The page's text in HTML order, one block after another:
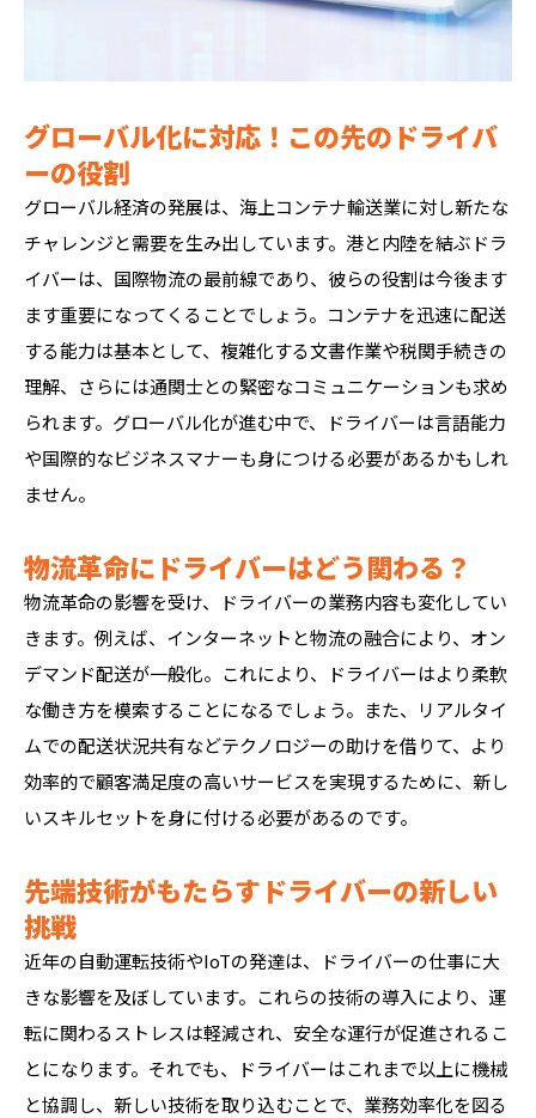
グローバル化に対応！この先のドライバ
ーの役割
グローバル経済の発展は、海上コンテナ輸送業に対し新たな
チャレンジと需要を生み出しています。港と内陸を結ぶドラ
イバーは、国際物流の最前線であり、彼らの役割は今後ます
ます重要になってくることでしょう。コンテナを迅速に配送
する能力は基本として、複雑化する文書作業や税関手続きの
理解、さらには通関士との緊密なコミュニケーションも求め
られます。グローバル化が進む中で、ドライバーは言語能力
や国際的なビジネスマナーも身につける必要があるかもしれ
ません。
物流革命にドライバーはどう関わる？
物流革命の影響を受け、ドライバーの業務内容も変化してい
きます。例えば、インターネットと物流の融合により、オン
デマンド配送が一般化。これにより、ドライバーはより柔軟
な働き方を模索することになるでしょう。また、リアルタイ
ムでの配送状況共有などテクノロジーの助けを借りて、より
効率的で顧客満足度の高いサービスを実現するために、新し
いスキルセットを身に付ける必要があるのです。
先端技術がもたらすドライバーの新しい
挑戦
近年の自動運転技術やIoTの発達は、ドライバーの仕事に大
きな影響を及ぼしています。これらの技術の導入により、運
転に関わるストレスは軽減され、安全な運行が促進されるこ
とになります。それでも、ドライバーはこれまで以上に機械
と協調し、新しい技術を取り込むことで、業務効率化を図る